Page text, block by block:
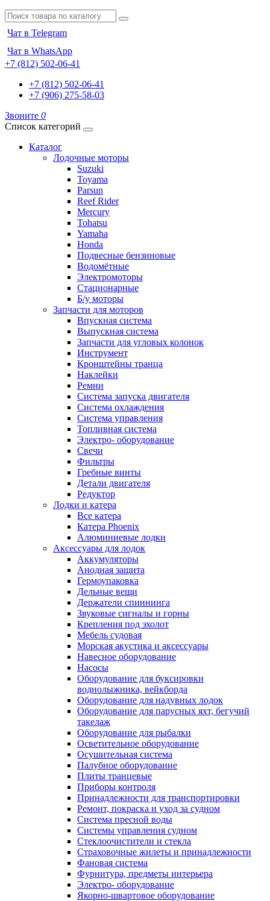
Чат в Telegram
Чат в WhatsApp
+7 (812) 502-06-41
+7 (812) 502-06-41
+7 (906) 275-58-03
Звоните 0
Список категорий
Каталог
Лодочные моторы
Suzuki
Toyama
Parsun
Reef Rider
Mercury
Tohatsu
Yamaha
Honda
Подвесные бензиновые
Водомётные
Электромоторы
Стационарные
Б/у моторы
Запчасти для моторов
Впускная система
Выпускная система
Запчасти для угловых колонок
Инструмент
Кронштейны транца
Наклейки
Ремни
Система запуска двигателя
Система охлаждения
Система управления
Топливная система
Электро- оборудование
Свечи
Фильтры
Гребные винты
Детали двигателя
Редуктор
Лодки и катера
Все катера
Катера Phoenix
Алюминиевые лодки
Аксессуары для лодок
Аккумуляторы
Анодная защита
Гермоупаковка
Дельные вещи
Держатели спиннинга
Звуковые сигналы и горны
Крепления под эхолот
Мебель судовая
Морская акустика и аксессуары
Навесное оборудование
Насосы
Оборудование для буксировки
воднолыжника, вейкборда
Оборудование для надувных лодок
Оборудование для парусных яхт, бегучий
такелаж
Оборудование для рыбалки
Осветительное оборудование
Осушительная система
Палубное оборудование
Плиты транцевые
Приборы контроля
Принадлежности для транспортировки
Ремонт, покраска и уход за судном
Система пресной воды
Системы управления судном
Стеклоочистители и стекла
Страховочные жилеты и принадлежности
Фановая система
Фурнитура, предметы интерьера
Электро- оборудование
Якорно-швартовое оборудование